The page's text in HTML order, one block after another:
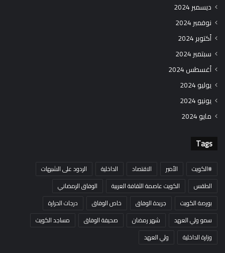
ديسمبر 2024
نوفمبر 2024
أكتوبر 2024
سبتمبر 2024
أغسطس 2024
يوليو 2024
يونيو 2024
مايو 2024
Tags
#الكويت الأمير الاقتصاد الداخلية
الردود على الشبهات
الطقس
الكويت عاصمة الثقافة العربية
الوفاق الرمضاني
بورصة الكويت
جريدة الوفاق خاص الوفاق
درجات الحرارة
سمو ولي العهد
شهر رمضان صحيفة الوفاق
مساجد الكويت
وزارة الداخلية
ولي العهد